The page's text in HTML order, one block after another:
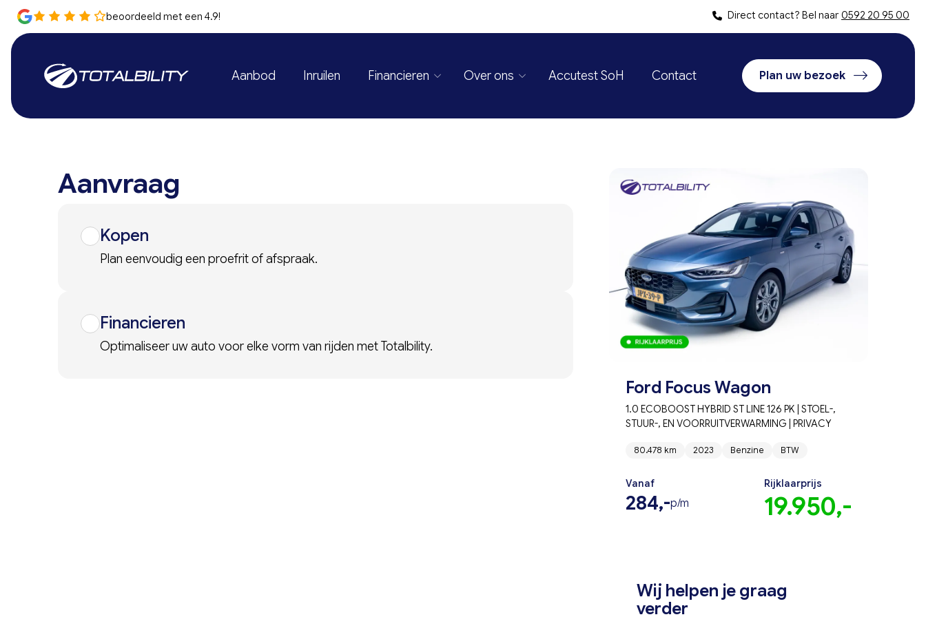
beoordeeld met een 4.9! Direct contact? Bel naar 0592 20 95 00
Aanbod Inruilen Financieren Over ons Accutest SoH Contact Plan uw bezoek
Aanvraag
Kopen
Plan eenvoudig een proefrit of afspraak.
Financieren
Optimaliseer uw auto voor elke vorm van rijden met Totalbility.
Ford Focus Wagon
1.0 ECOBOOST HYBRID ST LINE 126 PK | STOEL-,
STUUR-, EN VOORRUITVERWARMING | PRIVACY
80.478 km 2023 Benzine BTW
Vanaf
284,-p/m
Rijklaarprijs
19.950,-
Wij helpen je graag
verder